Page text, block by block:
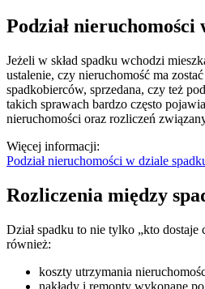
Podział nieruchomości
Jeżeli w skład spadku wchodzi
ustalenie, czy nieruchomość ma
spadkobierców, sprzedana, czy też
takich sprawach bardzo często
nieruchomości oraz rozliczeń
Więcej informacji:
Podział nieruchomości w dziale
Rozliczenia między
Dział spadku to nie tylko „kto dostaje
również:
koszty utrzymania
nakłady i remonty wykonane